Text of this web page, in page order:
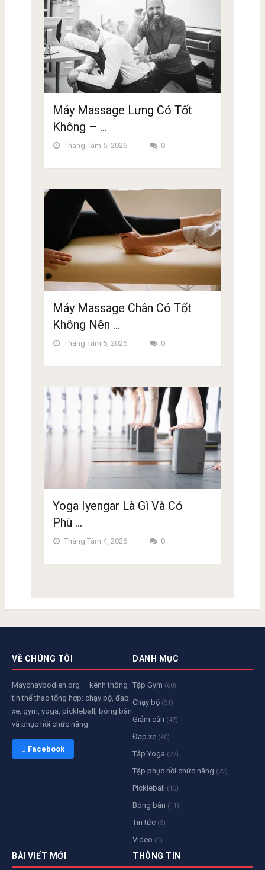
Máy Massage Lưng Có Tốt
Không – …
Tháng Tám 5, 2026 0
Máy Massage Chân Có Tốt
Không Nên …
Tháng Tám 5, 2026 0
Yoga Iyengar Là Gì Và Có
Phù …
Tháng Tám 4, 2026 0
VỀ CHÚNG TÔI
Maychaybodien.org — kênh thông
tin thể thao tổng hợp: chạy bộ, đạp
xe, gym, yoga, pickleball, bóng bàn
và phục hồi chức năng.
 Facebook
DANH MỤC
Tập Gym (60)
Chạy bộ (51)
Giảm cân (47)
Đạp xe (40)
Tập Yoga (27)
Tập phục hồi chức năng (22)
Pickleball (13)
Bóng bàn (11)
Tin tức (5)
Video (1)
BÀI VIẾT MỚI THÔNG TIN